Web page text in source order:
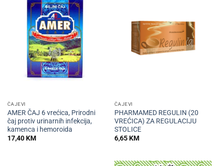
ČAJEVI
AMER ČAJ 6 vrećica, Prirodni
čaj protiv urinarnih infekcija,
kamenca i hemoroida
17,40KM
ČAJEVI
PHARMAMED REGULIN (20
VREĆICA) ZA REGULACIJU
STOLICE
6,65KM